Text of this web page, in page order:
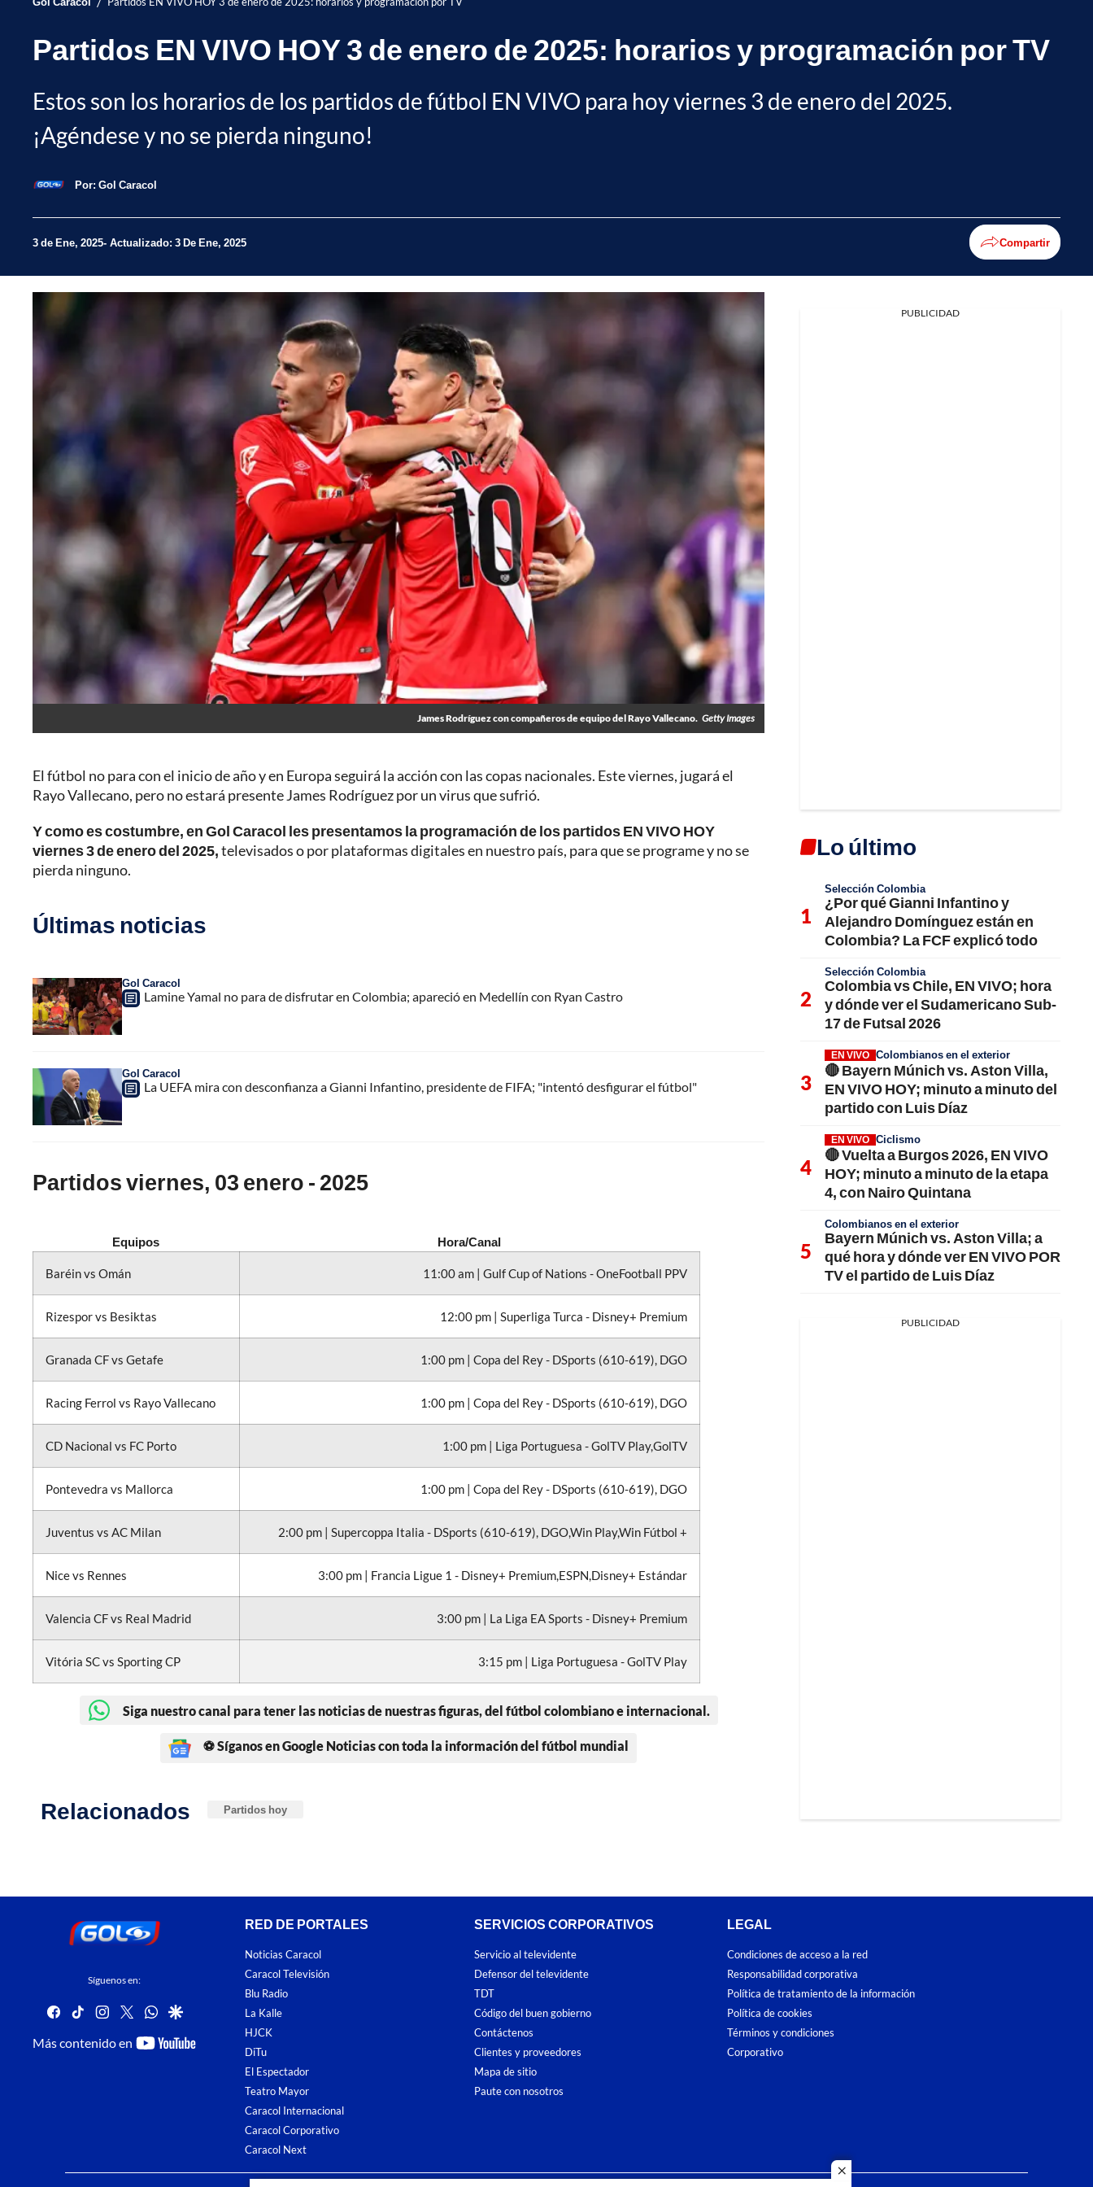
close
Partidos EN VIVO HOY 3 de enero de 2025: horarios y programación por TV
Estos son los horarios de los partidos de fútbol EN VIVO para hoy viernes 3 de enero del 2025.
¡Agéndese y no se pierda ninguno!
Por: Gol Caracol
3 de Ene, 2025 Actualizado: 3 De Ene, 2025 Compartir
James Rodríguez con compañeros de equipo del Rayo Vallecano. Getty Images
El fútbol no para con el inicio de año y en Europa seguirá la acción con las copas nacionales. Este viernes, jugará el
Rayo Vallecano, pero no estará presente James Rodríguez por un virus que sufrió.
Y como es costumbre, en Gol Caracol les presentamos la programación de los partidos EN VIVO HOY
viernes 3 de enero del 2025,televisados o por plataformas digitales en nuestro país, para que se programe y no se
pierda ninguno.
Últimas noticias
Gol Caracol
Lamine Yamal no para de disfrutar en Colombia; apareció en Medellín con Ryan Castro
Gol Caracol
La UEFA mira con desconfianza a Gianni Infantino, presidente de FIFA; "intentó desfigurar el fútbol"
Partidos viernes, 03 enero - 2025
Equipos Hora/Canal
Baréin vs Omán 11:00 am | Gulf Cup of Nations - OneFootball PPV
Rizespor vs Besiktas 12:00 pm | Superliga Turca - Disney+ Premium
Granada CF vs Getafe 1:00 pm | Copa del Rey - DSports (610-619), DGO
Racing Ferrol vs Rayo Vallecano 1:00 pm | Copa del Rey - DSports (610-619), DGO
CD Nacional vs FC Porto 1:00 pm | Liga Portuguesa - GolTV Play,GolTV
Pontevedra vs Mallorca 1:00 pm | Copa del Rey - DSports (610-619), DGO
Juventus vs AC Milan 2:00 pm | Supercoppa Italia - DSports (610-619), DGO,Win Play,Win Fútbol +
Nice vs Rennes 3:00 pm | Francia Ligue 1 - Disney+ Premium,ESPN,Disney+ Estándar
Valencia CF vs Real Madrid 3:00 pm | La Liga EA Sports - Disney+ Premium
Vitória SC vs Sporting CP 3:15 pm | Liga Portuguesa - GolTV Play
Siga nuestro canal para tener las noticias de nuestras figuras, del fútbol colombiano e internacional.
⚽ Síganos en Google Noticias con toda la información del fútbol mundial
Relacionados Partidos hoy
PUBLICIDAD
Lo último
Selección Colombia
¿Por qué Gianni Infantino y
Alejandro Domínguez están en
Colombia? La FCF explicó todo
Selección Colombia
Colombia vs Chile, EN VIVO; hora
y dónde ver el Sudamericano Sub-
17 de Futsal 2026
EN VIVO Colombianos en el exterior
🔴 Bayern Múnich vs. Aston Villa,
EN VIVO HOY; minuto a minuto del
partido con Luis Díaz
EN VIVO Ciclismo
🔴 Vuelta a Burgos 2026, EN VIVO
HOY; minuto a minuto de la etapa
4, con Nairo Quintana
Colombianos en el exterior
Bayern Múnich vs. Aston Villa; a
qué hora y dónde ver EN VIVO POR
TV el partido de Luis Díaz
PUBLICIDAD
Síguenos en:
facebook
tiktokinstagram
twitterwhatsapp
google
Más contenido en
youtube-
RED DE PORTALES
Noticias Caracol
Caracol Televisión
Blu Radio
La Kalle
HJCK
DiTu
El Espectador
Teatro Mayor
Caracol Internacional
Caracol Corporativo
Caracol Next
SERVICIOS CORPORATIVOS
Servicio al televidente
Defensor del televidente
TDT
Código del buen gobierno
Contáctenos
Clientes y proveedores
Mapa de sitio
Paute con nosotros
LEGAL
Condiciones de acceso a la red
Responsabilidad corporativa
Política de tratamiento de la información
Política de cookies
Términos y condiciones
Corporativo